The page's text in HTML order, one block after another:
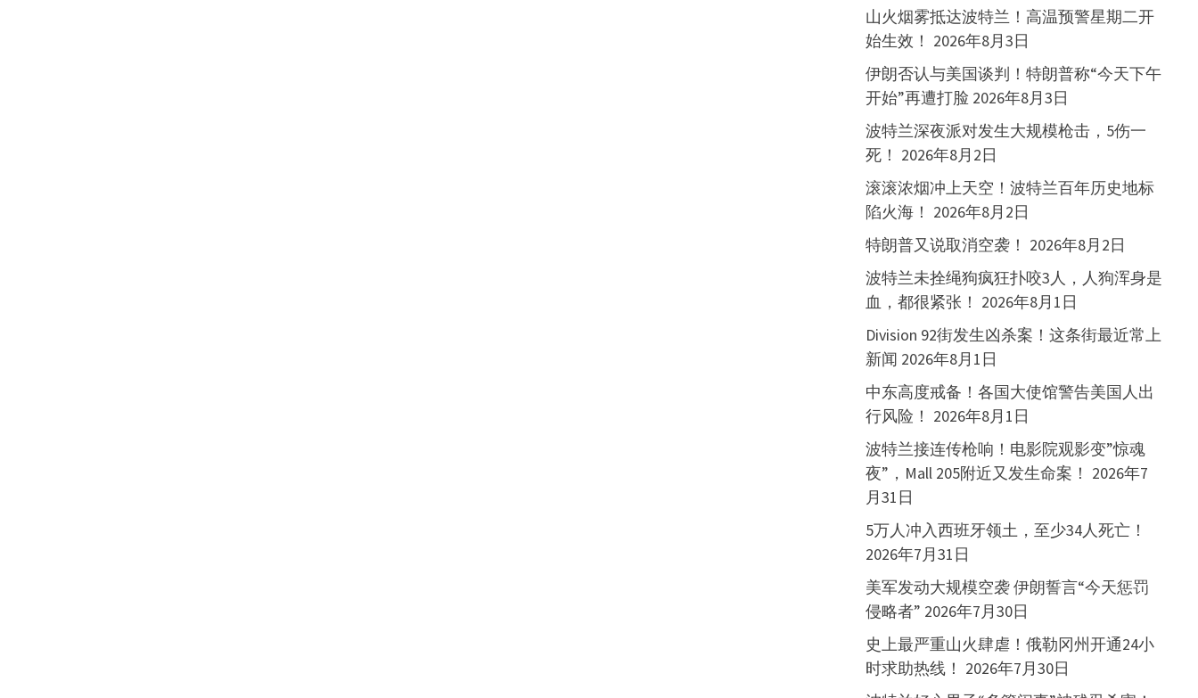
山火烟雾抵达波特兰！高温预警星期二开
始生效！ 2026年8月3日
伊朗否认与美国谈判！特朗普称“今天下午
开始”再遭打脸 2026年8月3日
波特兰深夜派对发生大规模枪击，5伤一
死！ 2026年8月2日
滚滚浓烟冲上天空！波特兰百年历史地标
陷火海！ 2026年8月2日
特朗普又说取消空袭！ 2026年8月2日
波特兰未拴绳狗疯狂扑咬3人，人狗浑身是
血，都很紧张！ 2026年8月1日
Division 92街发生凶杀案！这条街最近常上
新闻 2026年8月1日
中东高度戒备！各国大使馆警告美国人出
行风险！ 2026年8月1日
波特兰接连传枪响！电影院观影变”惊魂
夜”，Mall 205附近又发生命案！ 2026年7
月31日
5万人冲入西班牙领土，至少34人死亡！
2026年7月31日
美军发动大规模空袭 伊朗誓言“今天惩罚
侵略者” 2026年7月30日
史上最严重山火肆虐！俄勒冈州开通24小
时求助热线！ 2026年7月30日